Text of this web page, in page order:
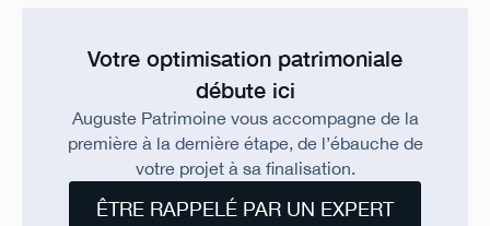
Votre optimisation patrimoniale
débute ici
Auguste Patrimoine vous accompagne de la
première à la dernière étape, de l’ébauche de
votre projet à sa finalisation.
ÊTRE RAPPELÉ PAR UN EXPERT